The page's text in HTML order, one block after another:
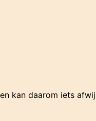
kan daarom iets